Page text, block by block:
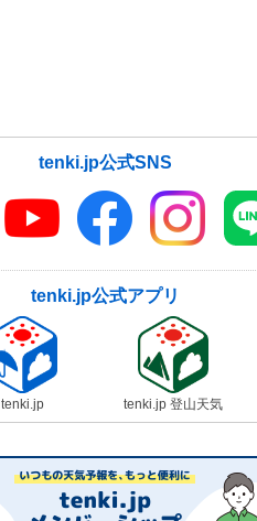
tenki.jp公式SNS
tenki.jp公式アプリ
tenki.jp tenki.jp 登山天気